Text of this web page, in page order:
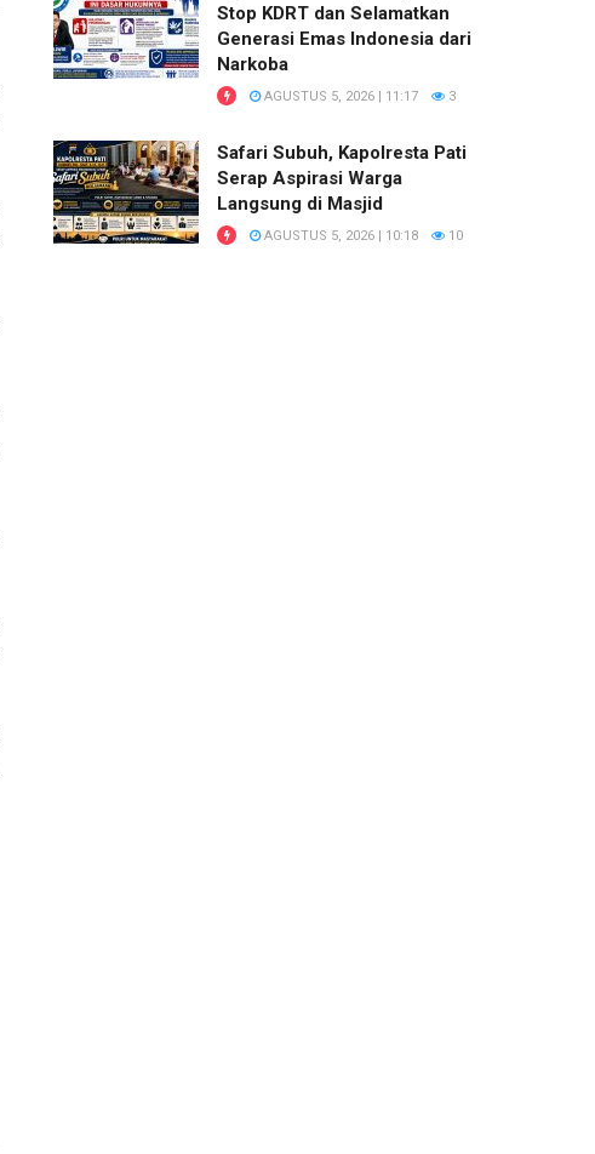
Stop KDRT dan Selamatkan
Generasi Emas Indonesia dari
Narkoba
AGUSTUS 5, 2026 | 11:17 3
Safari Subuh, Kapolresta Pati
Serap Aspirasi Warga
Langsung di Masjid
AGUSTUS 5, 2026 | 10:18 10